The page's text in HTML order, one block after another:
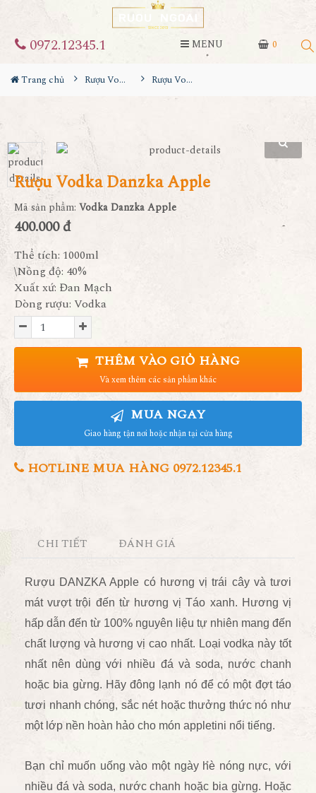
0
0972.12345.1 MENU
Trang chủ Rượu Vodka Rượu Vodka Danzka Apple
Rượu Vodka Danzka Apple
Mã sản phẩm: Vodka Danzka Apple
400.000 đ
Thể tích: 1000ml
\Nồng độ: 40%
Xuất xứ: Đan Mạch
Dòng rượu: Vodka
THÊM VÀO GIỎ HÀNG
Và xem thêm các sản phẩm khác
MUA NGAY
Giao hàng tận nơi hoặc nhận tại cửa hàng
HOTLINE MUA HÀNG 0972.12345.1
CHI TIẾT ĐÁNH GIÁ
Rượu DANZKA Apple có hương vị trái cây và tươi
mát vượt trội đến từ hương vị Táo xanh. Hương vị
hấp dẫn đến từ 100% nguyên liệu tự nhiên mang đến
chất lượng và hương vị cao nhất. Loại vodka này tốt
nhất nên dùng với nhiều đá và soda, nước chanh
hoặc bia gừng. Hãy đông lạnh nó để có một đợt táo
tươi nhanh chóng, sắc nét hoặc thưởng thức nó như
một lớp nền hoàn hảo cho món appletini nổi tiếng.
Bạn chỉ muốn uống vào một ngày hè nóng nực, với
nhiều đá và soda, nước chanh hoặc bia gừng. Hoặc